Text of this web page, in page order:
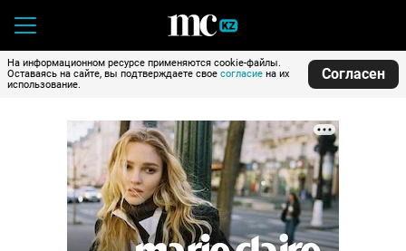
На информационном ресурсе применяются cookie-файлы.
Оставаясь на сайте, вы подтверждаете свое согласие на их
использование.
Согласен